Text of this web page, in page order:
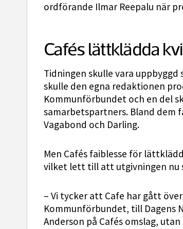
ordförande Ilmar Reepalu när
Cafés lättklädda
Tidningen skulle vara
skulle den egna redaktionen
Kommunförbundet och en del
samarbetspartners. Bland dem
Vagabond och Darling.
Men Cafés faiblesse för
vilket lett till att utgivningen nu
– Vi tycker att Cafe har gått
Kommunförbundet, till Dagens
Anderson på Cafés omslag,